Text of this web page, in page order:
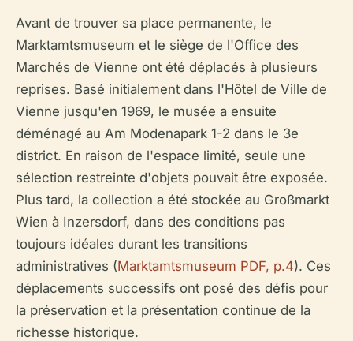
Avant de trouver sa place permanente, le
Marktamtsmuseum et le siège de l'Office des
Marchés de Vienne ont été déplacés à plusieurs
reprises. Basé initialement dans l'Hôtel de Ville de
Vienne jusqu'en 1969, le musée a ensuite
déménagé au Am Modenapark 1-2 dans le 3e
district. En raison de l'espace limité, seule une
sélection restreinte d'objets pouvait être exposée.
Plus tard, la collection a été stockée au Großmarkt
Wien à Inzersdorf, dans des conditions pas
toujours idéales durant les transitions
administratives (Marktamtsmuseum PDF, p.4). Ces
déplacements successifs ont posé des défis pour
la préservation et la présentation continue de la
richesse historique.